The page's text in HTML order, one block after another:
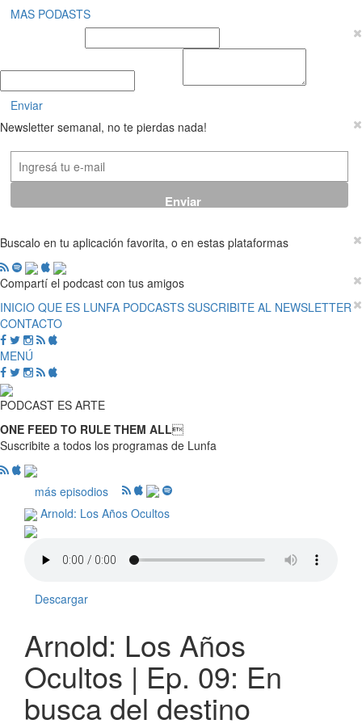
MAS PODASTS
Enviar
Newsletter semanal, no te pierdas nada!
Buscalo en tu aplicación favorita, o en estas plataformas
Compartí el podcast con tus amigos
INICIO QUE ES LUNFA PODCASTS SUSCRIBITE AL NEWSLETTER
CONTACTO
MENÚ
PODCAST ES ARTE
ONE FEED TO RULE THEM ALL
Suscribite a todos los programas de Lunfa
más episodios
Arnold: Los Años Ocultos
Descargar
Arnold: Los Años
Ocultos | Ep. 09: En
busca del destino